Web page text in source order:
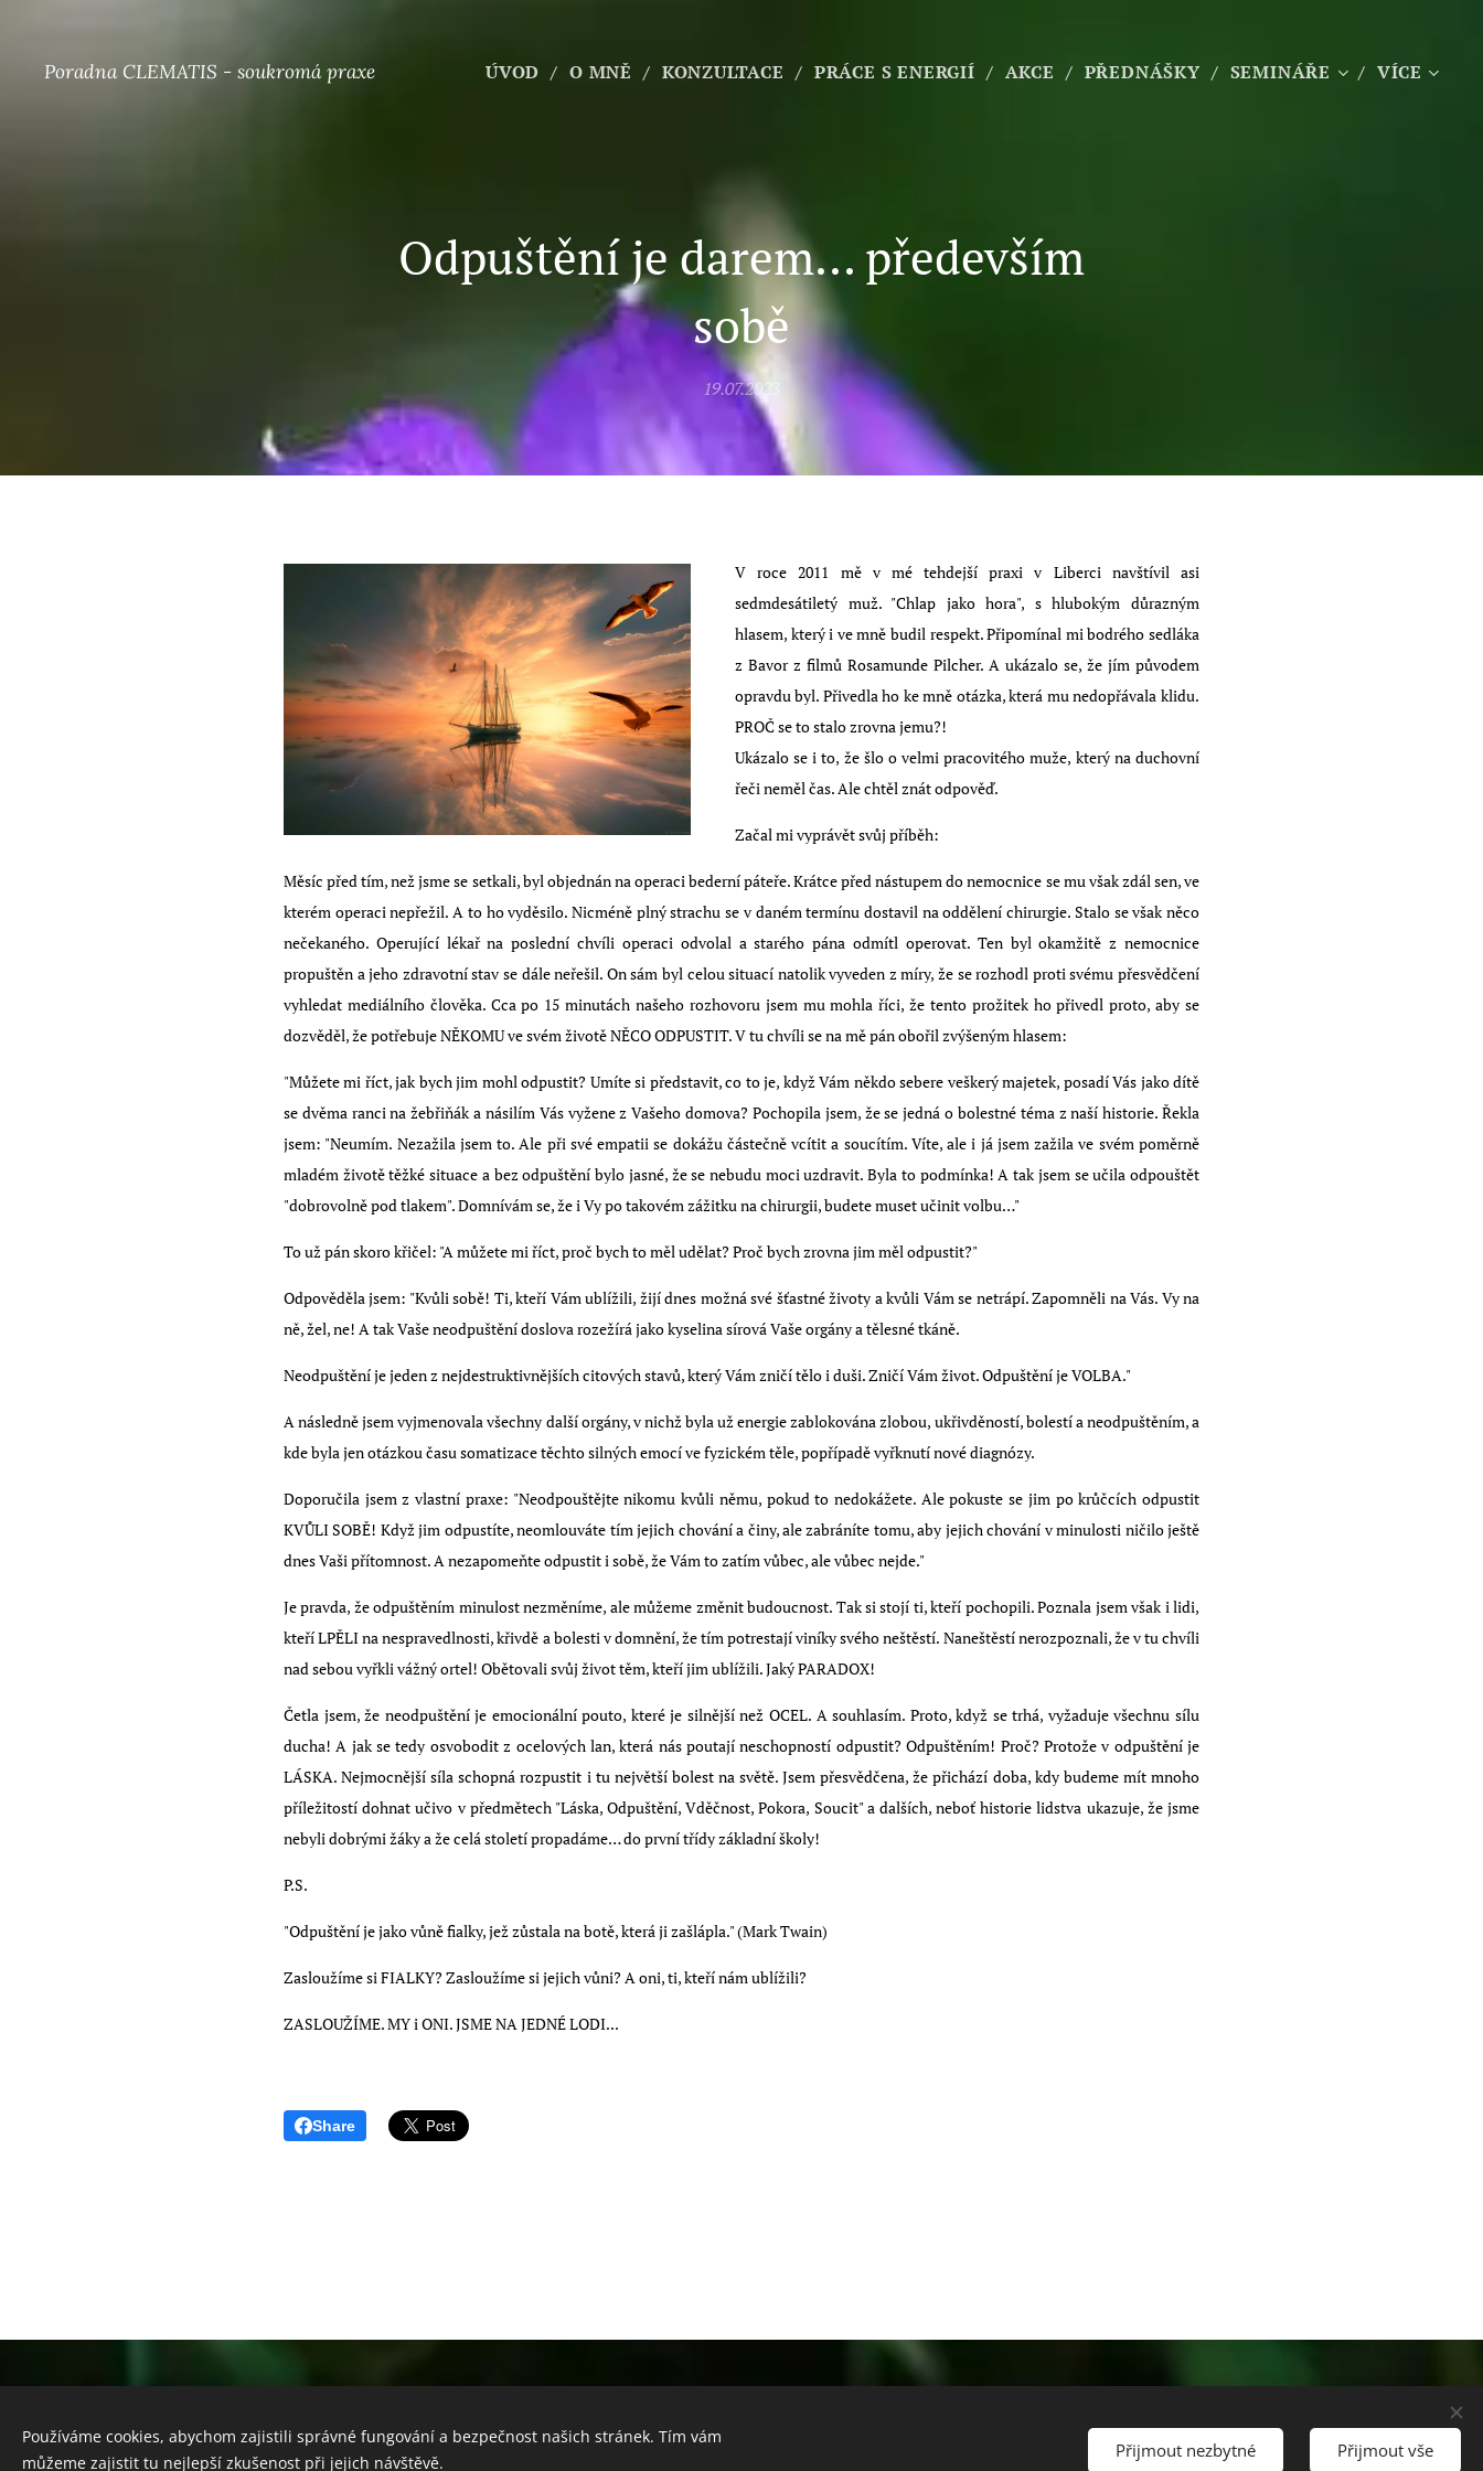
Poradna CLEMATIS - soukromá praxe ÚVOD O MNĚ KONZULTACE PRÁCE S ENERGIÍ AKCE PŘEDNÁŠKY SEMINÁŘE VÍCE
Odpuštění je darem... především
sobě
19.07.2023
V roce 2011 mě v mé tehdejší praxi v Liberci navštívil asi
sedmdesátiletý muž. "Chlap jako hora", s hlubokým důrazným
hlasem, který i ve mně budil respekt. Připomínal mi bodrého sedláka
z Bavor z filmů Rosamunde Pilcher. A ukázalo se, že jím původem
opravdu byl. Přivedla ho ke mně otázka, která mu nedopřávala klidu.
PROČ se to stalo zrovna jemu?!
Ukázalo se i to, že šlo o velmi pracovitého muže, který na duchovní
řeči neměl čas. Ale chtěl znát odpověď.
Začal mi vyprávět svůj příběh:
Měsíc před tím, než jsme se setkali, byl objednán na operaci bederní páteře. Krátce před nástupem do nemocnice se mu však zdál sen, ve
kterém operaci nepřežil. A to ho vyděsilo. Nicméně plný strachu se v daném termínu dostavil na oddělení chirurgie. Stalo se však něco
nečekaného. Operující lékař na poslední chvíli operaci odvolal a starého pána odmítl operovat. Ten byl okamžitě z nemocnice
propuštěn a jeho zdravotní stav se dále neřešil. On sám byl celou situací natolik vyveden z míry, že se rozhodl proti svému přesvědčení
vyhledat mediálního člověka. Cca po 15 minutách našeho rozhovoru jsem mu mohla říci, že tento prožitek ho přivedl proto, aby se
dozvěděl, že potřebuje NĚKOMU ve svém životě NĚCO ODPUSTIT. V tu chvíli se na mě pán obořil zvýšeným hlasem:
"Můžete mi říct, jak bych jim mohl odpustit? Umíte si představit, co to je, když Vám někdo sebere veškerý majetek, posadí Vás jako dítě
se dvěma ranci na žebřiňák a násilím Vás vyžene z Vašeho domova? Pochopila jsem, že se jedná o bolestné téma z naší historie. Řekla
jsem: "Neumím. Nezažila jsem to. Ale při své empatii se dokážu částečně vcítit a soucítím. Víte, ale i já jsem zažila ve svém poměrně
mladém životě těžké situace a bez odpuštění bylo jasné, že se nebudu moci uzdravit. Byla to podmínka! A tak jsem se učila odpouštět
"dobrovolně pod tlakem". Domnívám se, že i Vy po takovém zážitku na chirurgii, budete muset učinit volbu…"
To už pán skoro křičel: "A můžete mi říct, proč bych to měl udělat? Proč bych zrovna jim měl odpustit?"
Odpověděla jsem: "Kvůli sobě! Ti, kteří Vám ublížili, žijí dnes možná své šťastné životy a kvůli Vám se netrápí. Zapomněli na Vás. Vy na
ně, žel, ne! A tak Vaše neodpuštění doslova rozežírá jako kyselina sírová Vaše orgány a tělesné tkáně.
Neodpuštění je jeden z nejdestruktivnějších citových stavů, který Vám zničí tělo i duši. Zničí Vám život. Odpuštění je VOLBA."
A následně jsem vyjmenovala všechny další orgány, v nichž byla už energie zablokována zlobou, ukřivděností, bolestí a neodpuštěním, a
kde byla jen otázkou času somatizace těchto silných emocí ve fyzickém těle, popřípadě vyřknutí nové diagnózy.
Doporučila jsem z vlastní praxe: "Neodpouštějte nikomu kvůli němu, pokud to nedokážete. Ale pokuste se jim po krůčcích odpustit
KVŮLI SOBĚ! Když jim odpustíte, neomlouváte tím jejich chování a činy, ale zabráníte tomu, aby jejich chování v minulosti ničilo ještě
dnes Vaši přítomnost. A nezapomeňte odpustit i sobě, že Vám to zatím vůbec, ale vůbec nejde."
Je pravda, že odpuštěním minulost nezměníme, ale můžeme změnit budoucnost. Tak si stojí ti, kteří pochopili. Poznala jsem však i lidi,
kteří LPĚLI na nespravedlnosti, křivdě a bolesti v domnění, že tím potrestají viníky svého neštěstí. Naneštěstí nerozpoznali, že v tu chvíli
nad sebou vyřkli vážný ortel! Obětovali svůj život těm, kteří jim ublížili. Jaký PARADOX!
Četla jsem, že neodpuštění je emocionální pouto, které je silnější než OCEL. A souhlasím. Proto, když se trhá, vyžaduje všechnu sílu
ducha! A jak se tedy osvobodit z ocelových lan, která nás poutají neschopností odpustit? Odpuštěním! Proč? Protože v odpuštění je
LÁSKA. Nejmocnější síla schopná rozpustit i tu největší bolest na světě. Jsem přesvědčena, že přichází doba, kdy budeme mít mnoho
příležitostí dohnat učivo v předmětech "Láska, Odpuštění, Vděčnost, Pokora, Soucit" a dalších, neboť historie lidstva ukazuje, že jsme
nebyli dobrými žáky a že celá století propadáme… do první třídy základní školy!
P.S.
"Odpuštění je jako vůně fialky, jež zůstala na botě, která ji zašlápla." (Mark Twain)
Zasloužíme si FIALKY? Zasloužíme si jejich vůni? A oni, ti, kteří nám ublížili?
ZASLOUŽÍME. MY i ONI. JSME NA JEDNÉ LODI...
Share
Vytvořeno službou
Používáme cookies, abychom zajistili správné fungování a bezpečnost našich stránek. Tím vám
můžeme zajistit tu nejlepší zkušenost při jejich návštěvě.
Přijmout nezbytné Přijmout vše